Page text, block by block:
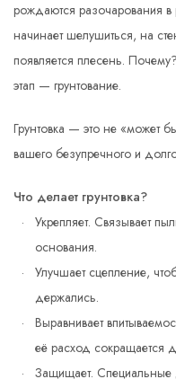
рождаются разочарования в
начинает шелушиться, на
появляется плесень.
этап — грунтование.
Грунтовка — это не «может
вашего безупречного и
Что делает грунтовка?
Укрепляет. Связывает
основания.
Улучшает сцепление,
держались.
Выравнивает
её расход сокращается
Защищает. Специальные